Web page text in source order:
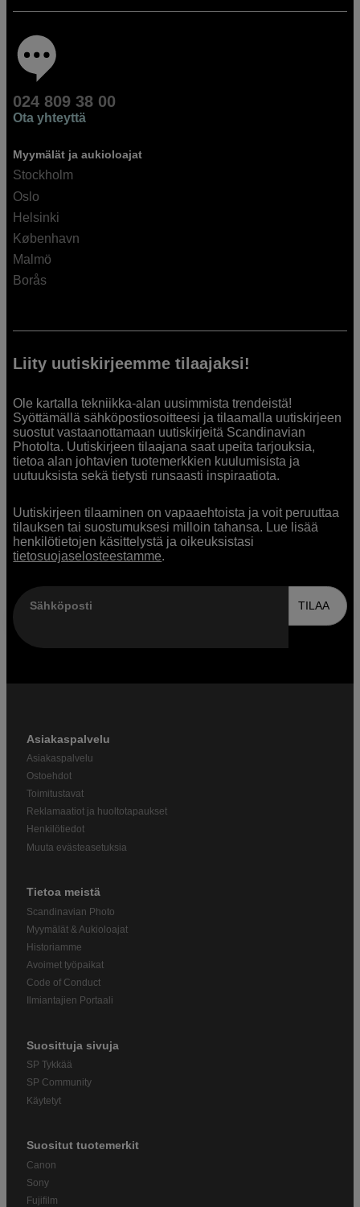
024 809 38 00
Ota yhteyttä
Myymälät ja aukioloajat
Stockholm
Oslo
Helsinki
København
Malmö
Borås
Liity uutiskirjeemme tilaajaksi!
Ole kartalla tekniikka-alan uusimmista trendeistä!
Syöttämällä sähköpostiosoitteesi ja tilaamalla uutiskirjeen
suostut vastaanottamaan uutiskirjeitä Scandinavian
Photolta. Uutiskirjeen tilaajana saat upeita tarjouksia,
tietoa alan johtavien tuotemerkkien kuulumisista ja
uutuuksista sekä tietysti runsaasti inspiraatiota.
Uutiskirjeen tilaaminen on vapaaehtoista ja voit peruuttaa
tilauksen tai suostumuksesi milloin tahansa. Lue lisää
henkilötietojen käsittelystä ja oikeuksistasi
tietosuojaselosteestamme.
Sähköposti TILAA
Asiakaspalvelu
Asiakaspalvelu
Ostoehdot
Toimitustavat
Reklamaatiot ja huoltotapaukset
Henkilötiedot
Muuta evästeasetuksia
Tietoa meistä
Scandinavian Photo
Myymälät & Aukioloajat
Historiamme
Avoimet työpaikat
Code of Conduct
Ilmiantajien Portaali
Suosittuja sivuja
SP Tykkää
SP Community
Käytetyt
Suositut tuotemerkit
Canon
Sony
Fujifilm